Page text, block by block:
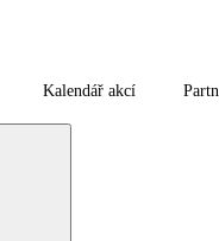
Kalendář akcí